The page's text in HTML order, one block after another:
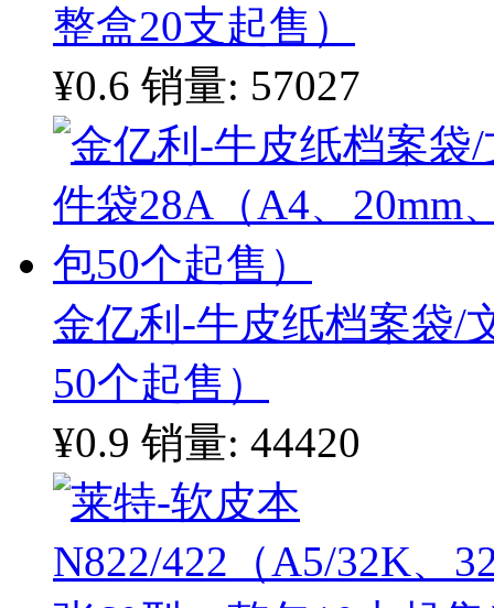
整盒20支起售）
¥0.6 销量: 57027
金亿利-牛皮纸档案袋/
50个起售）
¥0.9 销量: 44420